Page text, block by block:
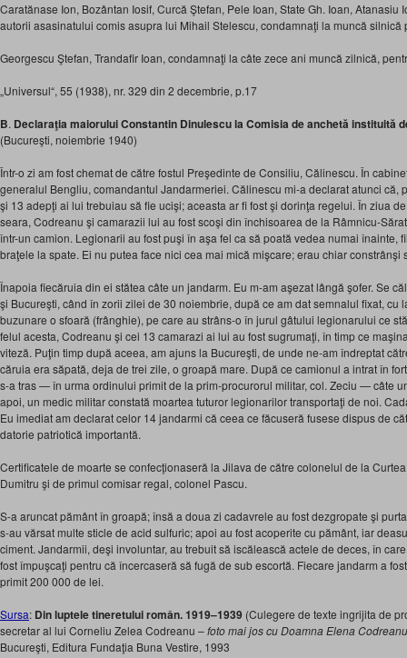
Caratănase Ion, Bozântan Iosif, Curcă Ştefan, Pele Ioan, State Gh. Ioan, Atanasiu
autorii asasinatului comis asupra lui Mihail Stelescu, condamnaţi la muncă silnică
Georgescu Ştefan, Trandafir Ioan, condamnaţi la câte zece ani muncă zilnică,
„Universul“, 55 (1938), nr. 329 din 2 decembrie, p.17
B. Declaraţia maiorului Constantin Dinulescu la Comisia de anchetă instituită
(Bucureşti, noiembrie 1940)
Într-o zi am fost chemat de către fostul Preşedinte de Consiliu, Călinescu. În
generalul Bengliu, comandantul Jandarmeriei. Călinescu mi-a declarat atunci că,
şi 13 adepţi ai lui trebuiau să fie ucişi; aceasta ar fi fost şi dorinţa regelui. În ziua
seara, Codreanu şi camarazii lui au fost scoşi din închisoarea de la Râmnicu-
într-un camion. Legionarii au fost puşi în aşa fel ca să poată vedea numai înainte,
braţele la spate. Ei nu putea face nici cea mai mică mişcare; erau chiar constrânşi
Înapoia fiecăruia din ei stătea câte un jandarm. Eu m-am aşezat lângă şofer. Se
şi Bucureşti, când în zorii zilei de 30 noiembrie, după ce am dat semnalul fixat, cu
buzunare o sfoară (frânghie), pe care au strâns-o în jurul gâtului legionarului ce
felul acesta, Codreanu şi cei 13 camarazi ai lui au fost sugrumaţi, în timp ce
viteză. Puţin timp după aceea, am ajuns la Bucureşti, de unde ne-am îndreptat
căruia era săpată, deja de trei zile, o groapă mare. După ce camionul a intrat în
s-a tras — în urma ordinului primit de la prim-procurorul militar, col. Zeciu — câte
apoi, un medic militar constată moartea tuturor legionarilor transportaţi de noi.
Eu imediat am declarat celor 14 jandarmi că ceea ce făcuseră fusese dispus de
datorie patriotică importantă.
Certificatele de moarte se confecţionaseră la Jilava de către colonelul de la
Dumitru şi de primul comisar regal, colonel Pascu.
S-a aruncat pământ în groapă; însă a doua zi cadavrele au fost dezgropate şi
s-au vărsat multe sticle de acid sulfuric; apoi au fost acoperite cu pământ, iar
ciment. Jandarmii, deşi involuntar, au trebuit să iscălească actele de deces, în
fost împuşcaţi pentru că încercaseră să fugă de sub escortă. Fiecare jandarm a
primit 200 000 de lei.
Sursa: Din luptele tineretului român. 1919–1939 (Culegere de texte ingrijita de
secretar al lui Corneliu Zelea Codreanu –foto mai jos cu Doamna Elena
Bucureşti, Editura Fundaţia Buna Vestire, 1993